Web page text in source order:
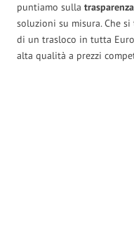
puntiamo sulla
soluzioni su misura. Che
di un trasloco in tutta
alta qualità a prezzi